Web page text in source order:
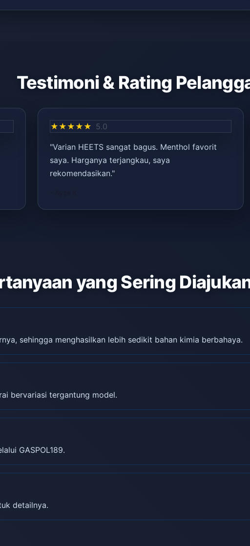
Testimoni & Rating
★★★★★ 5.0
"Varian HEETS sangat bagus. Menthol favorit
saya. Harganya terjangkau, saya
rekomendasikan."
yang Sering
sehingga menghasilkan lebih sedikit bahan kimia berbahaya.
bervariasi tergantung model.
GASPOL189.
detailnya.